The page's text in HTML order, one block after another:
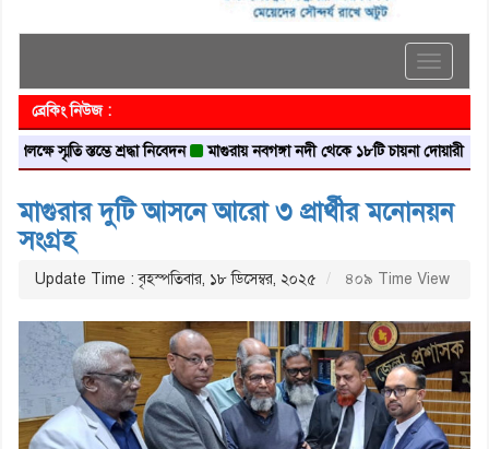
Toggle
ব্রেকিং নিউজ :
স্তম্ভে শ্রদ্ধা নিবেদন মাগুরায় নবগঙ্গা নদী থেকে ১৮টি চায়না দোয়ারী জাল জব্দ
মাগুরার দুটি আসনে আরো ৩ প্রার্থীর মনোনয়ন
সংগ্রহ
Update Time : বৃহস্পতিবার, ১৮ ডিসেম্বর, ২০২৫ ৪০৯ Time View